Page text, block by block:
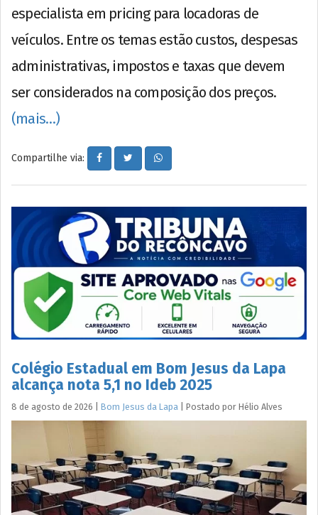
especialista em pricing para locadoras de
veículos. Entre os temas estão custos, despesas
administrativas, impostos e taxas que devem
ser considerados na composição dos preços.
(mais…)
Compartilhe via:
Colégio Estadual em Bom Jesus da Lapa
alcança nota 5,1 no Ideb 2025
8 de agosto de 2026 Bom Jesus da Lapa Postado por Hélio Alves